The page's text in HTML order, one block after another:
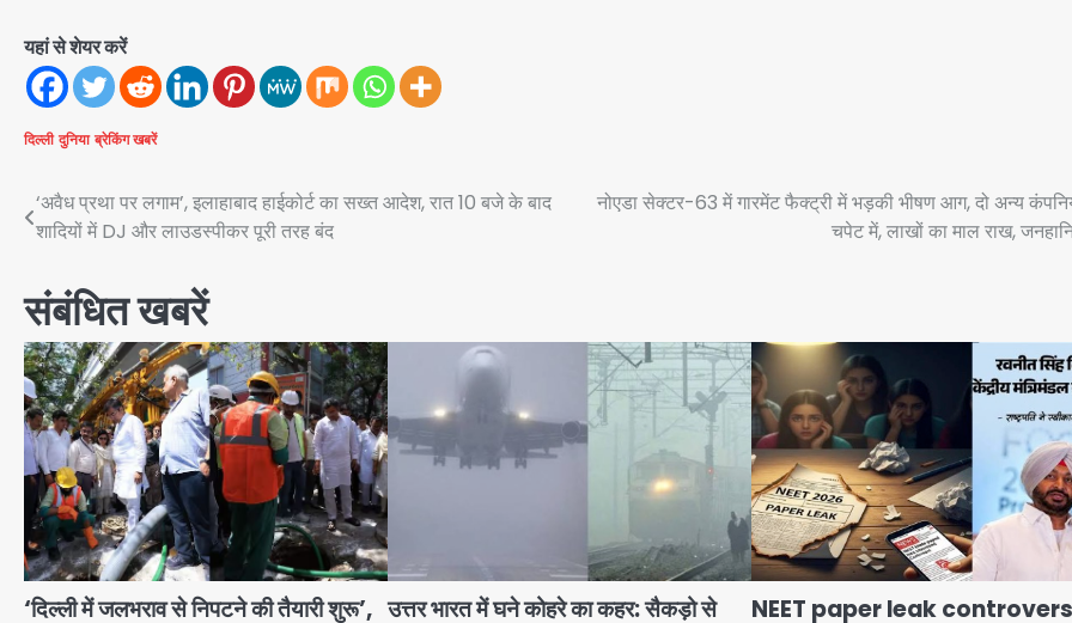
यहां से शेयर करें
दिल्ली दुनिया ब्रेकिंग खबरें
Post
navigation
‘अवैध प्रथा पर लगाम’, इलाहाबाद हाईकोर्ट का सख्त आदेश, रात 10 बजे के बाद
शादियों में DJ और लाउडस्पीकर पूरी तरह बंद
नोएडा सेक्टर-63 में गारमेंट फैक्ट्री में भड़की भीषण आग, दो अन्य
चपेट में, लाखों का माल राख,
संबंधित खबरें
‘दिल्ली में जलभराव से निपटने की तैयारी शुरू’, उत्तर भारत में घने कोहरे का कहर: सैकड़ो से NEET paper leak